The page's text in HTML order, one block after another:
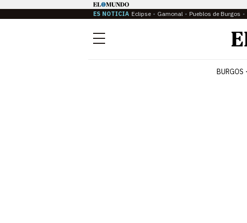
ES NOTICIA Eclipse Gamonal Pueblos de Burgos
Menú
BURGOS